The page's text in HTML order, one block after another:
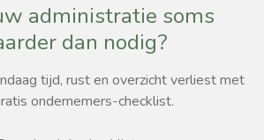
administratie soms
dan nodig?
tijd, rust en overzicht verliest met
ondernemers-checklist.